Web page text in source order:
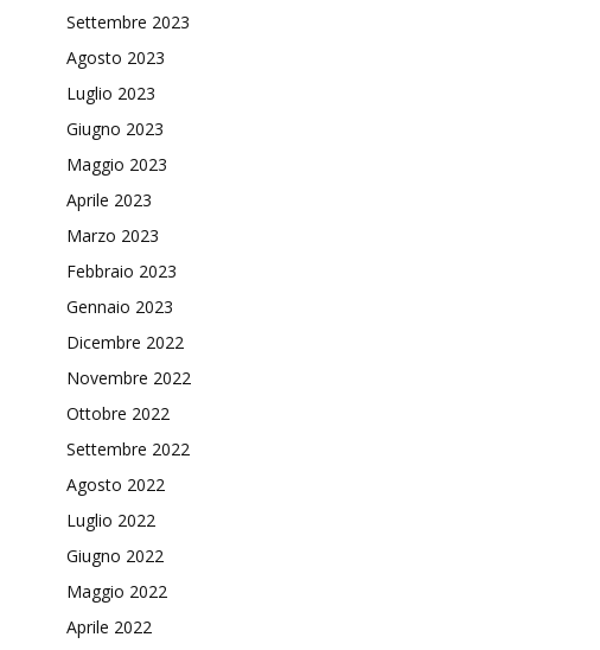
Settembre 2023
Agosto 2023
Luglio 2023
Giugno 2023
Maggio 2023
Aprile 2023
Marzo 2023
Febbraio 2023
Gennaio 2023
Dicembre 2022
Novembre 2022
Ottobre 2022
Settembre 2022
Agosto 2022
Luglio 2022
Giugno 2022
Maggio 2022
Aprile 2022